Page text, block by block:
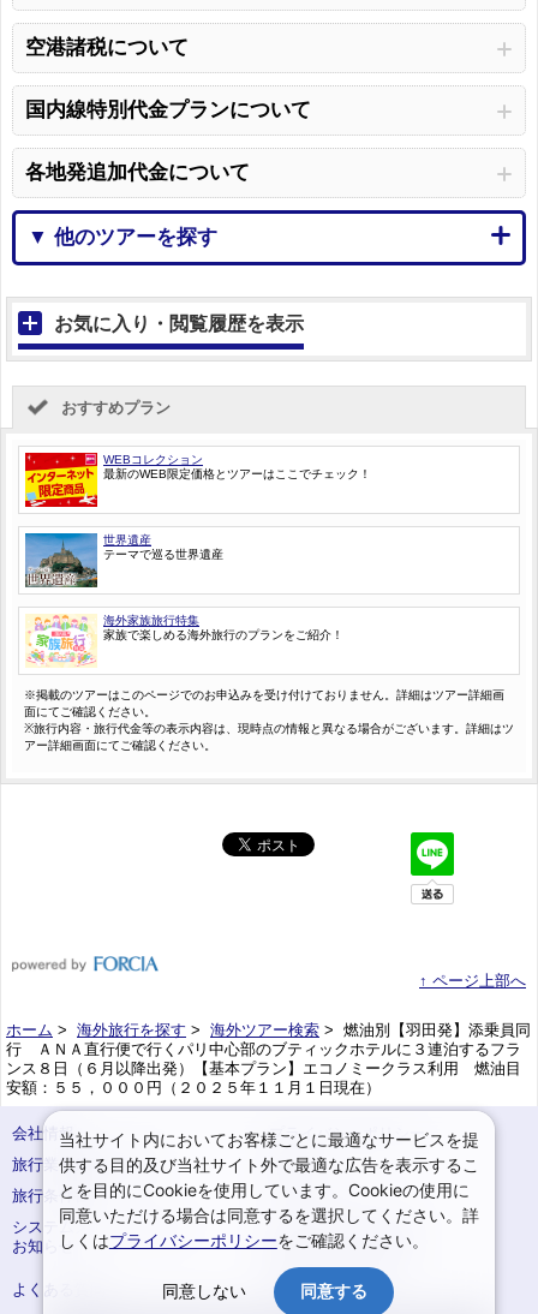
空港諸税について
国内線特別代金プランについて
各地発追加代金について
▼ 他のツアーを探す
お気に入り・閲覧履歴を表示
おすすめプラン
WEBコレクション
最新のWEB限定価格とツアーはここでチェック！
世界遺産
テーマで巡る世界遺産
海外家族旅行特集
家族で楽しめる海外旅行のプランをご紹介！
※掲載のツアーはこのページでのお申込みを受け付けておりません。詳細はツアー詳細画
面にてご確認ください。
※旅行内容・旅行代金等の表示内容は、現時点の情報と異なる場合がございます。詳細はツ
アー詳細画面にてご確認ください。
↑ ページ上部へ
ホーム > 海外旅行を探す > 海外ツアー検索 > 燃油別【羽田発】添乗員同
行 ＡＮＡ直行便で行くパリ中心部のブティックホテルに３連泊するフラ
ンス８日（６月以降出発）【基本プラン】エコノミークラス利用 燃油目
安額：５５，０００円（２０２５年１１月１日現在）
会社情報
プライバシーポリシー
旅行業登録票・約款
規約集
旅行条件書
サイトマップ
システムメンテナンスの
お知らせ
お申込みまでの手順
よくある質問
予約確認・変更
当社サイト内においてお客様ごとに最適なサービスを提
供する目的及び当社サイト外で最適な広告を表示するこ
とを目的にCookieを使用しています。Cookieの使用に
同意いただける場合は同意するを選択してください。詳
しくはプライバシーポリシーをご確認ください。
同意しない 同意する